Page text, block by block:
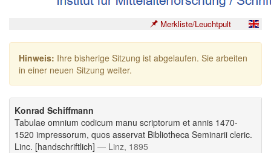
Merkliste/Leuchtpult
Hinweis: Ihre bisherige Sitzung ist abgelaufen. Sie arbeiten
in einer neuen Sitzung weiter.
Konrad Schiffmann
Tabulae omnium codicum manu scriptorum et annis 1470-
1520 impressorum, quos asservat Bibliotheca Seminarii cleric.
Linc. [handschriftlich] — Linz, 1895